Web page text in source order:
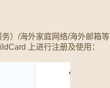
）/海外家庭网络/海外邮箱等
上进行注册及使用：